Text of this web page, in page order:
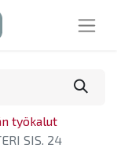
työkalut
SIS. 24